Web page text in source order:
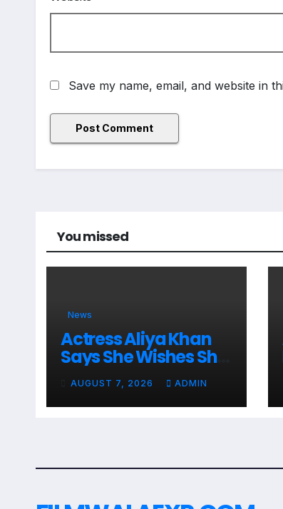
Save my name, email, and website in
You missed
News
Actress Aliya Khan
Says She Wishes She
Had Started Acting
Earlier
AUGUST 7, 2026 ADMIN